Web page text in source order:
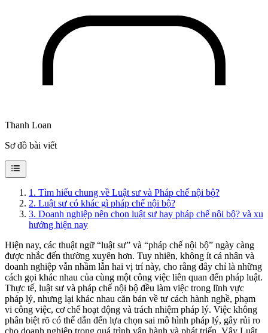
Thanh Loan
Sơ đồ bài viết
1 . Tìm hiểu chung về Luật sư và Pháp chế nội bộ?
2. Luật sư có khác gì pháp chế nội bộ?
3. Doanh nghiệp nên chọn luật sư hay pháp chế nội bộ? và xu
hướng hiện nay
Hiện nay, các thuật ngữ “luật sư” và “pháp chế nội bộ” ngày càng
được nhắc đến thường xuyên hơn. Tuy nhiên, không ít cá nhân và
doanh nghiệp vẫn nhầm lẫn hai vị trí này, cho rằng đây chỉ là những
cách gọi khác nhau của cùng một công việc liên quan đến pháp luật.
Thực tế, luật sư và pháp chế nội bộ đều làm việc trong lĩnh vực
pháp lý, nhưng lại khác nhau căn bản về tư cách hành nghề, phạm
vi công việc, cơ chế hoạt động và trách nhiệm pháp lý. Việc không
phân biệt rõ có thể dẫn đến lựa chọn sai mô hình pháp lý, gây rủi ro
cho doanh nghiệp trong quá trình vận hành và phát triển. Vậy Luật